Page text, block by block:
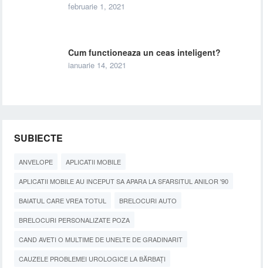
februarie 1, 2021
Cum functioneaza un ceas inteligent?
ianuarie 14, 2021
SUBIECTE
ANVELOPE APLICATII MOBILE
APLICATII MOBILE AU INCEPUT SA APARA LA SFARSITUL ANILOR '90
BAIATUL CARE VREA TOTUL BRELOCURI AUTO
BRELOCURI PERSONALIZATE POZA
CAND AVETI O MULTIME DE UNELTE DE GRADINARIT
CAUZELE PROBLEMEI UROLOGICE LA BĂRBAȚI